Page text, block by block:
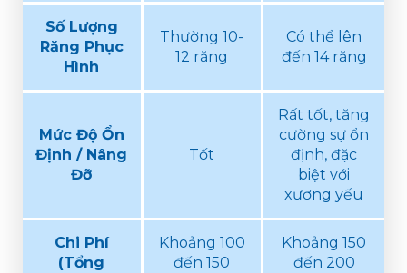
Số Lượng
Răng Phục
Hình
Thường 10-
12 răng
Có thể lên
đến 14 răng
Mức Độ Ổn
Định / Nâng
Đỡ
Tốt
Rất tốt, tăng
cường sự ổn
định, đặc
biệt với
xương yếu
Chi Phí
(Tổng
Khoảng 100
đến 150
Khoảng 150
đến 200